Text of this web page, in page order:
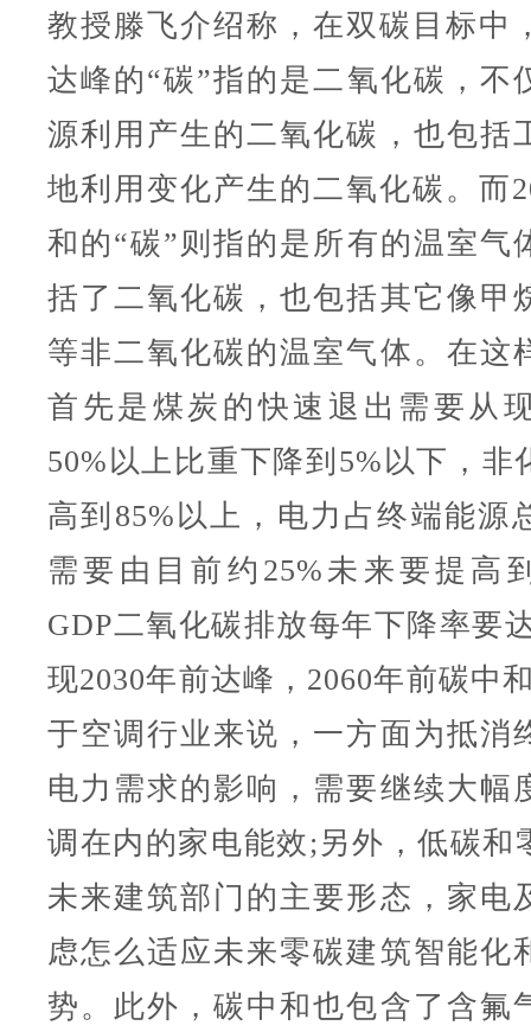
教授滕飞介绍称，在双碳目标中
达峰的“碳”指的是二氧化碳，不
源利用产生的二氧化碳，也包括
地利用变化产生的二氧化碳。而
和的“碳”则指的是所有的温室气
括了二氧化碳，也包括其它像甲
等非二氧化碳的温室气体。在这
首先是煤炭的快速退出需要从
50%以上比重下降到5%以下，非
高到85%以上，电力占终端能源
需要由目前约25%未来要提高
GDP二氧化碳排放每年下降率要
现2030年前达峰，2060年前碳中
于空调行业来说，一方面为抵消
电力需求的影响，需要继续大幅
调在内的家电能效;另外，低碳和
未来建筑部门的主要形态，家电
虑怎么适应未来零碳建筑智能化
势。此外，碳中和也包含了含氟